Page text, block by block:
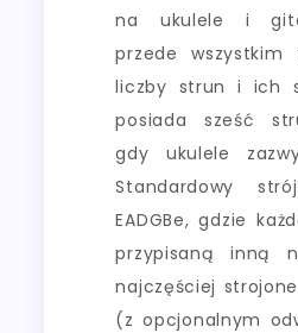
na ukulele i
przede wszystkim
liczby strun i ich
posiada sześć
gdy ukulele
Standardowy
EADGBe, gdzie
przypisaną inną
najczęściej
(z opcjonalnym